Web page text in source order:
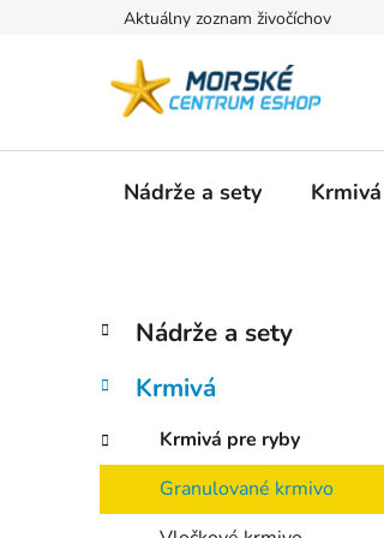
Aktuálny zoznam živočíchov
Nádrže a sety Krmivá
B
č
ý
p
a
Preskočiť
kategórie
K
a
e
ó
r
Nádrže a sety
Krmivá
Krmivá pre ryby
Granulované krmivo